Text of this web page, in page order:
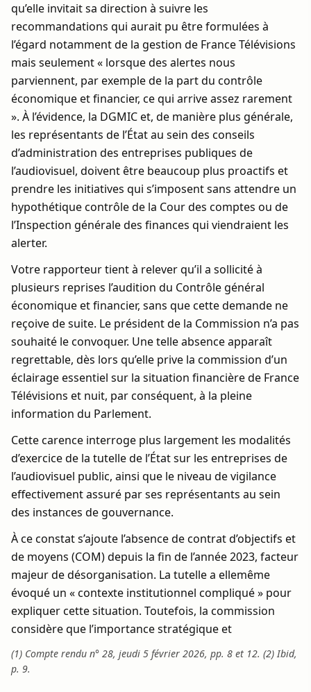
qu’elle invitait sa direction à suivre les
recommandations qui aurait pu être formulées à
l’égard notamment de la gestion de France Télévisions
mais seulement « lorsque des alertes nous
parviennent, par exemple de la part du contrôle
économique et financier, ce qui arrive assez rarement
». À l’évidence, la DGMIC et, de manière plus générale,
les représentants de l’État au sein des conseils
d’administration des entreprises publiques de
l’audiovisuel, doivent être beaucoup plus proactifs et
prendre les initiatives qui s’imposent sans attendre un
hypothétique contrôle de la Cour des comptes ou de
l’Inspection générale des finances qui viendraient les
alerter.
Votre rapporteur tient à relever qu’il a sollicité à
plusieurs reprises l’audition du Contrôle général
économique et financier, sans que cette demande ne
reçoive de suite. Le président de la Commission n’a pas
souhaité le convoquer. Une telle absence apparaît
regrettable, dès lors qu’elle prive la commission d’un
éclairage essentiel sur la situation financière de France
Télévisions et nuit, par conséquent, à la pleine
information du Parlement.
Cette carence interroge plus largement les modalités
d’exercice de la tutelle de l’État sur les entreprises de
l’audiovisuel public, ainsi que le niveau de vigilance
effectivement assuré par ses représentants au sein
des instances de gouvernance.
À ce constat s’ajoute l’absence de contrat d’objectifs et
de moyens (COM) depuis la fin de l’année 2023, facteur
majeur de désorganisation. La tutelle a ellemême
évoqué un « contexte institutionnel compliqué » pour
expliquer cette situation. Toutefois, la commission
considère que l’importance stratégique et
(1) Compte rendu n° 28, jeudi 5 février 2026, pp. 8 et 12. (2) Ibid,
p. 9.